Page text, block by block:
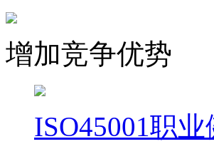
增加竞争优势
ISO45001职